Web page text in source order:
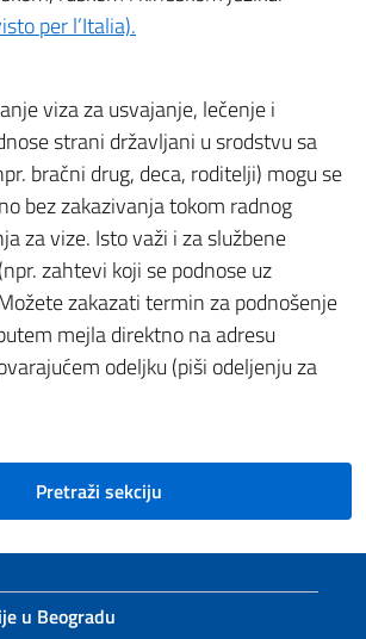
per l’Italia).
viza za usvajanje, lečenje i
strani državljani u srodstvu sa
bračni drug, deca, roditelji) mogu se
bez zakazivanja tokom radnog
za vize. Isto važi i za službene
zahtevi koji se podnose uz
zakazati termin za podnošenje
mejla direktno na adresu
odeljku (piši odeljenju za
Pretraži sekciju
u Beogradu